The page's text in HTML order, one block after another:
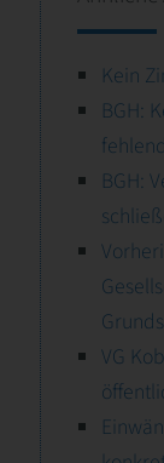
Kein
BGH:
BGH:
VG